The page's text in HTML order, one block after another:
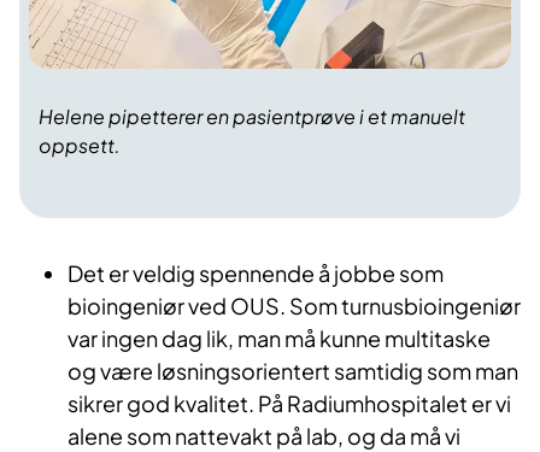
Helene pipetterer en pasientprøve i et manuelt
oppsett.
Det er veldig spennende å jobbe som
bioingeniør ved OUS. Som turnusbioingeniør
var ingen dag lik, man må kunne multitaske
og være løsningsorientert samtidig som man
sikrer god kvalitet. På Radiumhospitalet er vi
alene som nattevakt på lab, og da må vi